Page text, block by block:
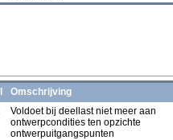
Omschrijving
Voldoet bij deellast niet meer aan
ontwerpcondities ten opzichte
ontwerpuitgangspunten